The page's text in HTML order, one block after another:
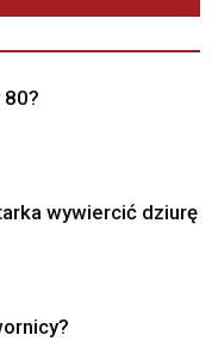
wywiercić dziurę